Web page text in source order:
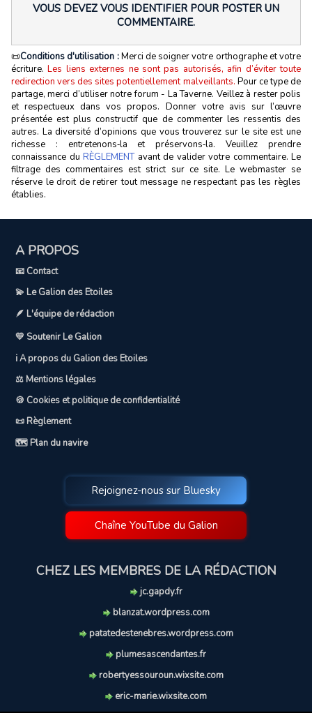
VOUS DEVEZ VOUS IDENTIFIER POUR POSTER UN
COMMENTAIRE.
📜Conditions d'utilisation :Merci de soigner votre orthographe et votre
écriture.Les liens externes ne sont pas autorisés, afin d’éviter toute
redirection vers des sites potentiellement malveillants. Pour ce type de
partage, merci d’utiliser notre forum - La Taverne. Veillez à rester polis
et respectueux dans vos propos. Donner votre avis sur l’œuvre
présentée est plus constructif que de commenter les ressentis des
autres. La diversité d’opinions que vous trouverez sur le site est une
richesse : entretenons‑la et préservons‑la. Veuillez prendre
connaissance du RÈGLEMENTavant de valider votre commentaire. Le
filtrage des commentaires est strict sur ce site. Le webmaster se
réserve le droit de retirer tout message ne respectant pas les règles
établies.
A PROPOS
📧 Contact
💫 Le Galion des Etoiles
🪶 L'équipe de rédaction
💛 Soutenir Le Galion
ℹ️ A propos du Galion des Etoiles
⚖️ Mentions légales
🍪 Cookies et politique de confidentialité
📜 Règlement
🗺️ Plan du navire
Rejoignez-nous sur Bluesky
Chaîne YouTube du Galion
CHEZ LES MEMBRES DE LA RÉDACTION
jc.gapdy.fr
blanzat.wordpress.com
patatedestenebres.wordpress.com
plumesascendantes.fr
robertyessouroun.wixsite.com
eric-marie.wixsite.com